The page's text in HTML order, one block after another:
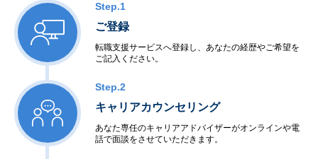
Step.1
ご登録
転職支援サービスへ登録し、あなたの経歴やご希望を
ご記入ください。
Step.2
キャリアカウンセリング
あなた専任のキャリアアドバイザーがオンラインや電
話で面談をさせていただきます。